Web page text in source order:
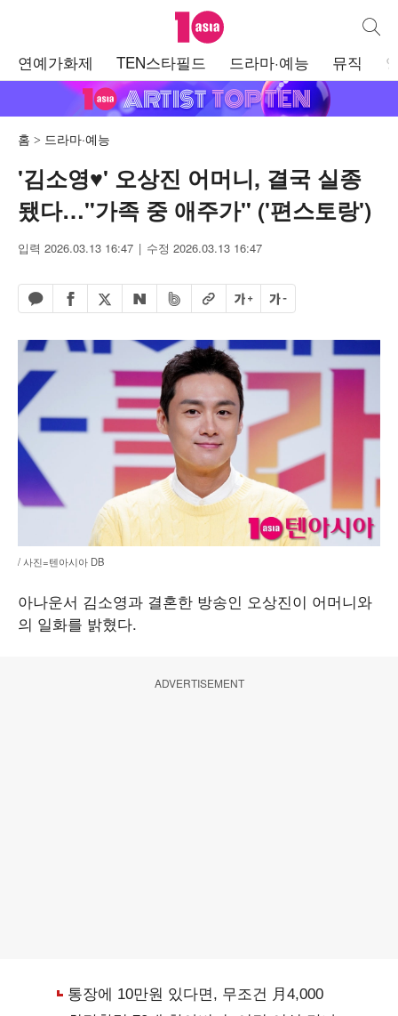
텐아시아 통합
연예가화제 TEN스타필드 드라마·예능 뮤직
홈 드라마·예능
'김소영♥' 오상진 어머니, 결국 실종
됐다…"가족 중 애주가" ('편스토랑')
입력 2026.03.13 16:47 수정 2026.03.13 16:47
카카오톡 공유하기
페이스북 공유하기
엑스 공유하기
네이버 공유하기
밴드 공유하기
URL복사글자 크게글자 작게
/ 사진=텐아시아 DB
아나운서 김소영과 결혼한 방송인 오상진이 어머니와
의 일화를 밝혔다.
ADVERTISEMENT